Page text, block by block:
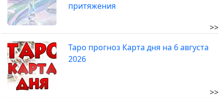
притяжения
>>
Таро прогноз Карта дня на 6 августа
2026
>>